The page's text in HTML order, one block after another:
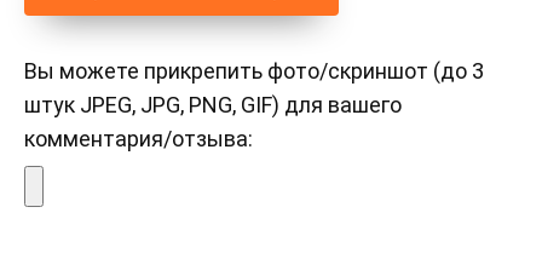
Вы можете прикрепить фото/скриншот (до 3
штук JPEG, JPG, PNG, GIF) для вашего
комментария/отзыва: